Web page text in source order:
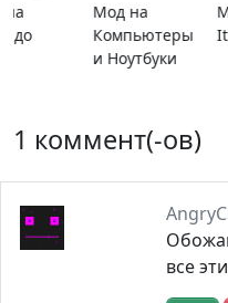
MCPE 26.13
Карта
барьер
1 коммент(-ов)
все